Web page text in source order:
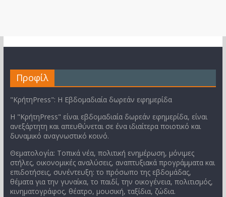
Προφίλ
"ΚρήτηPress": Η Εβδομαδιαία δωρεάν εφημερίδα
Η "ΚρήτηPress" είναι εβδομαδιαία δωρεάν εφημερίδα, είναι
ανεξάρτητη και απευθύνεται σε ένα ιδιαίτερα ποιοτικό και
δυναμικό αναγνωστικό κοινό.
Θεματολογία: Τοπικά νέα, πολιτική ενημέρωση, μόνιμες
στήλες, οικονομικές αναλύσεις, αναπτυξιακά προγράμματα και
επιδοτήσεις, συνέντευξη: το πρόσωπο της εβδομάδας,
θέματα για την γυναίκα, το παιδί, την οικογένεια, πολιτισμός,
κινηματογράφος, θέατρο, μουσική, ταξίδια, ζώδια.